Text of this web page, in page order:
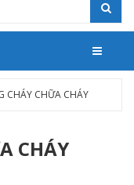
CHÁY CHỮA CHÁY
CHÁY